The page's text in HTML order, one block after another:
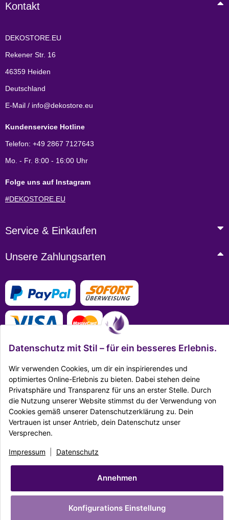
Kontakt
DEKOSTORE.EU
Rekener Str. 16
46359 Heiden
Deutschland
E-Mail / info@dekostore.eu
Kundenservice Hotline
Telefon: +49 2867 7127643
Mo. - Fr. 8:00 - 16:00 Uhr
Folge uns auf Instagram
#DEKOSTORE.EU
Service & Einkaufen
Unsere Zahlungsarten
Mehr Infos zu den Zahlungsarten
Ausgezeichnet Zertifiziert
Impressum|
Unternehmen
Made with ♥ with easyTemplate360
* Alle Preise inkl. gesetzlicher USt., zzgl.Versand
Powered by
Datenschutz mit Stil – für ein besseres Erlebnis.
Wir verwenden Cookies, um dir ein inspirierendes und
optimiertes Online-Erlebnis zu bieten. Dabei stehen deine
Privatsphäre und Transparenz für uns an erster Stelle. Durch
die Nutzung unserer Website stimmst du der Verwendung von
Cookies gemäß unserer Datenschutzerklärung zu. Dein
Vertrauen ist unser Antrieb, dein Datenschutz unser
Versprechen.
Impressum Datenschutz
Annehmen
Konfigurations Einstellung